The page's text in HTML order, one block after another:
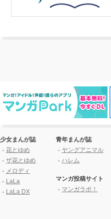
少女まんが誌
花とゆめ
ザ花とゆめ
メロディ
LaLa
LaLa DX
青年まんが誌
ヤングアニマル
ハレム
マンガ投稿サイト
マンガラボ！